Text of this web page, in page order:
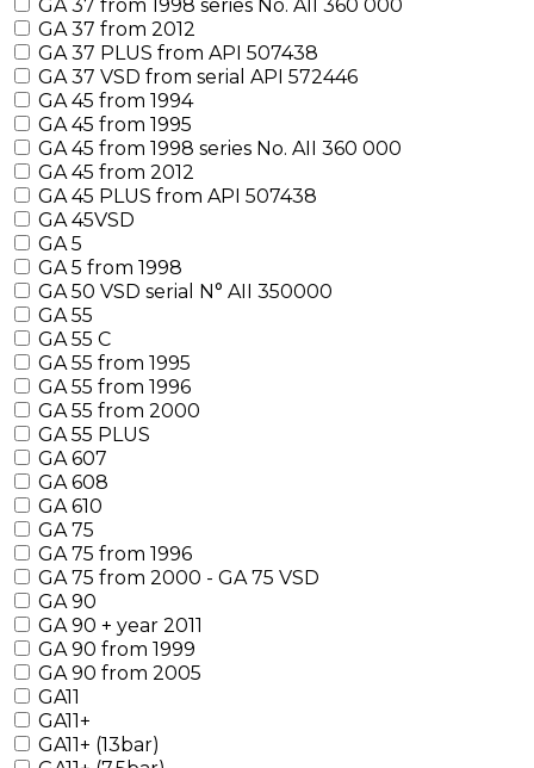
GA 37 from 1998 series No. AII 360 000
GA 37 from 2012
GA 37 PLUS from API 507438
GA 37 VSD from serial API 572446
GA 45 from 1994
GA 45 from 1995
GA 45 from 1998 series No. AII 360 000
GA 45 from 2012
GA 45 PLUS from API 507438
GA 45VSD
GA 5
GA 5 from 1998
GA 50 VSD serial N° AII 350000
GA 55
GA 55 C
GA 55 from 1995
GA 55 from 1996
GA 55 from 2000
GA 55 PLUS
GA 607
GA 608
GA 610
GA 75
GA 75 from 1996
GA 75 from 2000 - GA 75 VSD
GA 90
GA 90 + year 2011
GA 90 from 1999
GA 90 from 2005
GA11
GA11+
GA11+ (13bar)